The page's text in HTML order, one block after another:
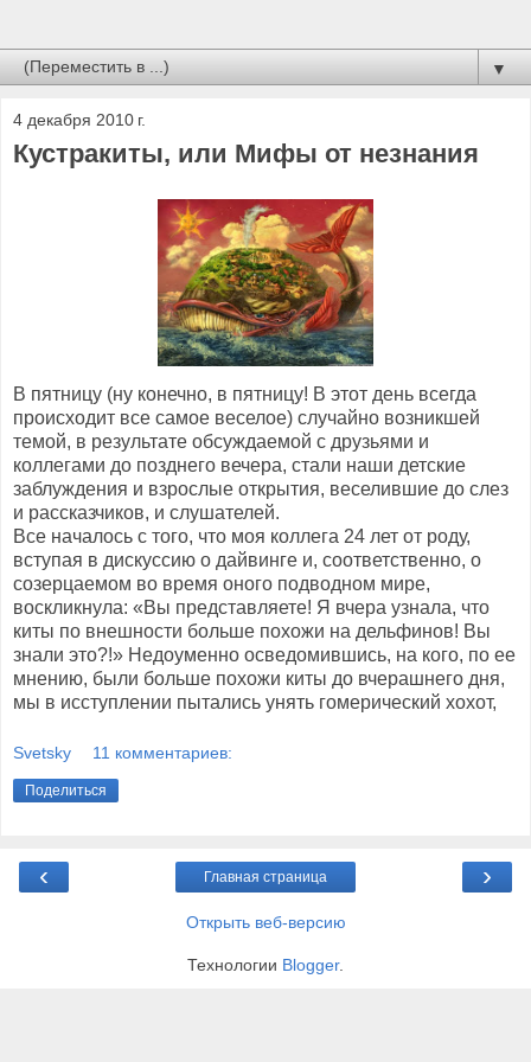
▼
4 декабря 2010 г.
Кустракиты, или Мифы от незнания
В пятницу (ну конечно, в пятницу! В этот день всегда
происходит все самое веселое) случайно возникшей
темой, в результате обсуждаемой с друзьями и
коллегами до позднего вечера, стали наши детские
заблуждения и взрослые открытия, веселившие до слез
и рассказчиков, и слушателей.
Все началось с того, что моя коллега 24 лет от роду,
вступая в дискуссию о дайвинге и, соответственно, о
созерцаемом во время оного подводном мире,
воскликнула: «Вы представляете! Я вчера узнала, что
киты по внешности больше похожи на дельфинов! Вы
знали это?!» Недоуменно осведомившись, на кого, по ее
мнению, были больше похожи киты до вчерашнего дня,
мы в исступлении пытались унять гомерический хохот,
Svetsky 11 комментариев:
Поделиться
‹ ›
Главная страница
Открыть веб-версию
Технологии Blogger.